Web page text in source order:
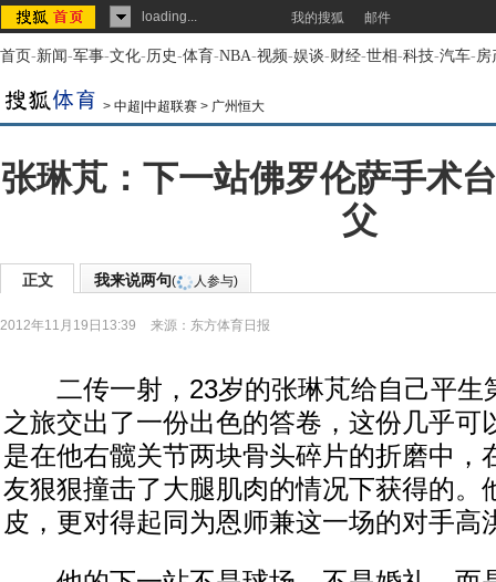
loading... 我的搜狐 邮件
首页-新闻-军事-文化-历史-体育-NBA-视频-娱谈-财经-世相-科技-汽车-房
> 中超|中超联赛 > 广州恒大
张琳芃：下一站佛罗伦萨手术
父
正文 我来说两句( 人参与)
2012年11月19日13:39 来源： 东方体育日报
二传一射，23岁的张琳芃给自己平生
之旅交出了一份出色的答卷，这份几乎可
是在他右髋关节两块骨头碎片的折磨中，
友狠狠撞击了大腿肌肉的情况下获得的。
皮，更对得起同为恩师兼这一场的对手高